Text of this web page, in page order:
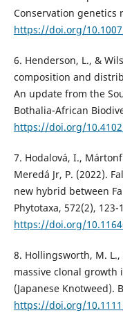
Conservation genetics
https://doi.org/
6. Henderson, L., &
composition and
An update from the
Bothalia-African
https://doi.org/
7. Hodalová, I.,
Meredá Jr, P. (2022).
new hybrid between
Phytotaxa, 572(2), 123-
https://doi.org/
8. Hollingsworth, M. L.,
massive clonal growth
(Japanese Knotweed).
https://doi.org/